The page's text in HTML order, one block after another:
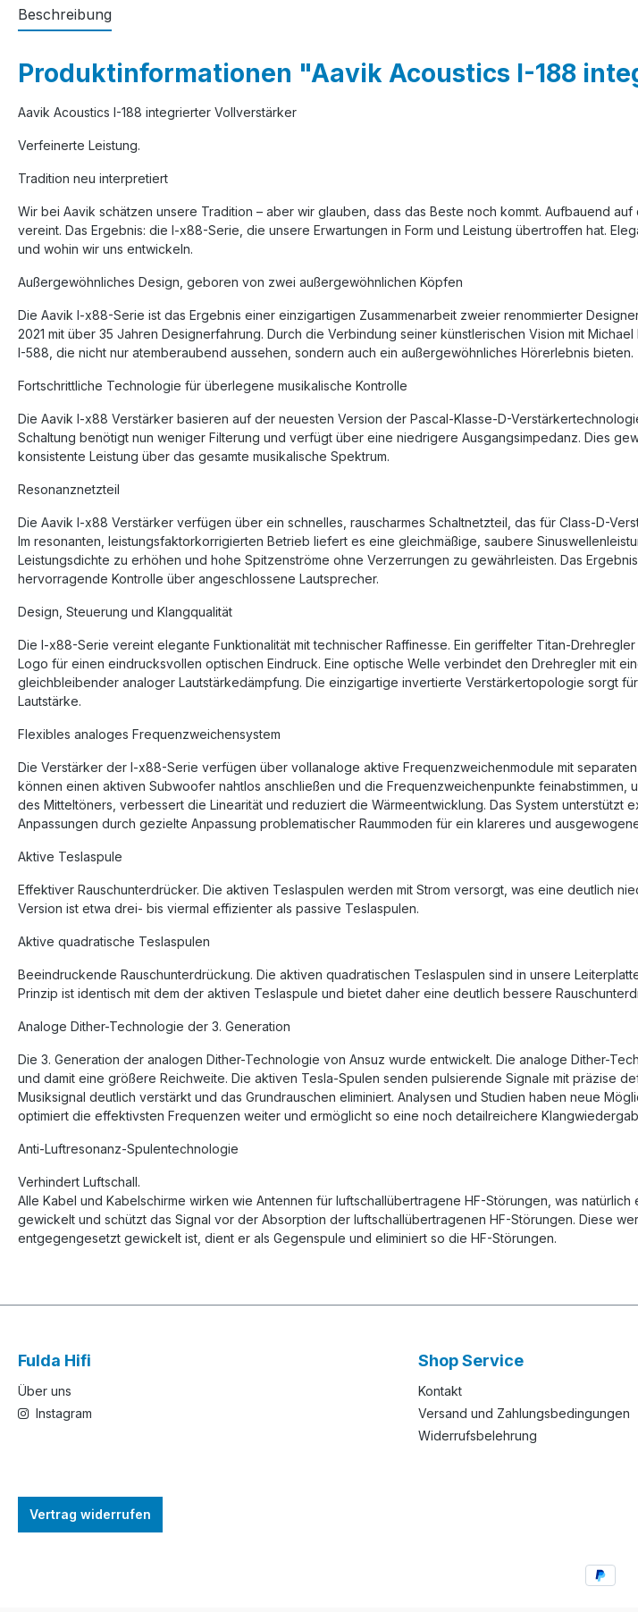
Beschreibung
Produktinformationen "Aavik Acoustics I-188
Aavik Acoustics I-188 integrierter Vollverstärker
Verfeinerte Leistung.
Tradition neu interpretiert
Wir bei Aavik schätzen unsere Tradition – aber wir glauben, dass das Beste noch kommt. Aufbauend
vereint. Das Ergebnis: die I-x88-Serie, die unsere Erwartungen in Form und Leistung übertroffen hat.
und wohin wir uns entwickeln.
Außergewöhnliches Design, geboren von zwei außergewöhnlichen Köpfen
Die Aavik I-x88-Serie ist das Ergebnis einer einzigartigen Zusammenarbeit zweier renommierter
2021 mit über 35 Jahren Designerfahrung. Durch die Verbindung seiner künstlerischen Vision mit
I-588, die nicht nur atemberaubend aussehen, sondern auch ein außergewöhnliches Hörerlebnis bieten.
Fortschrittliche Technologie für überlegene musikalische Kontrolle
Die Aavik I-x88 Verstärker basieren auf der neuesten Version der Pascal-Klasse-D-
Schaltung benötigt nun weniger Filterung und verfügt über eine niedrigere Ausgangsimpedanz. Dies
konsistente Leistung über das gesamte musikalische Spektrum.
Resonanznetzteil
Die Aavik I-x88 Verstärker verfügen über ein schnelles, rauscharmes Schaltnetzteil, das für Class-D-
Im resonanten, leistungsfaktorkorrigierten Betrieb liefert es eine gleichmäßige, saubere
Leistungsdichte zu erhöhen und hohe Spitzenströme ohne Verzerrungen zu gewährleisten. Das
hervorragende Kontrolle über angeschlossene Lautsprecher.
Design, Steuerung und Klangqualität
Die I-x88-Serie vereint elegante Funktionalität mit technischer Raffinesse. Ein geriffelter Titan-
Logo für einen eindrucksvollen optischen Eindruck. Eine optische Welle verbindet den Drehregler mit
gleichbleibender analoger Lautstärkedämpfung. Die einzigartige invertierte Verstärkertopologie sorgt
Lautstärke.
Flexibles analoges Frequenzweichensystem
Die Verstärker der I-x88-Serie verfügen über vollanaloge aktive Frequenzweichenmodule mit
können einen aktiven Subwoofer nahtlos anschließen und die Frequenzweichenpunkte
des Mitteltöners, verbessert die Linearität und reduziert die Wärmeentwicklung. Das System
Anpassungen durch gezielte Anpassung problematischer Raummoden für ein klareres und
Aktive Teslaspule
Effektiver Rauschunterdrücker. Die aktiven Teslaspulen werden mit Strom versorgt, was eine deutlich
Version ist etwa drei- bis viermal effizienter als passive Teslaspulen.
Aktive quadratische Teslaspulen
Beeindruckende Rauschunterdrückung. Die aktiven quadratischen Teslaspulen sind in unsere
Prinzip ist identisch mit dem der aktiven Teslaspule und bietet daher eine deutlich bessere
Analoge Dither-Technologie der 3. Generation
Die 3. Generation der analogen Dither-Technologie von Ansuz wurde entwickelt. Die analoge Dither-
und damit eine größere Reichweite. Die aktiven Tesla-Spulen senden pulsierende Signale mit präzise
Musiksignal deutlich verstärkt und das Grundrauschen eliminiert. Analysen und Studien haben neue
optimiert die effektivsten Frequenzen weiter und ermöglicht so eine noch detailreichere
Anti-Luftresonanz-Spulentechnologie
Verhindert Luftschall.
Alle Kabel und Kabelschirme wirken wie Antennen für luftschallübertragene HF-Störungen, was
gewickelt und schützt das Signal vor der Absorption der luftschallübertragenen HF-Störungen. Diese
entgegengesetzt gewickelt ist, dient er als Gegenspule und eliminiert so die HF-Störungen.
Fulda Hifi
Über uns
Instagram
Shop Service
Kontakt
Versand und Zahlungsbedingungen
Widerrufsbelehrung
Vertrag widerrufen